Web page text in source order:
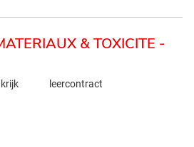
& TOXICITE -
leercontract